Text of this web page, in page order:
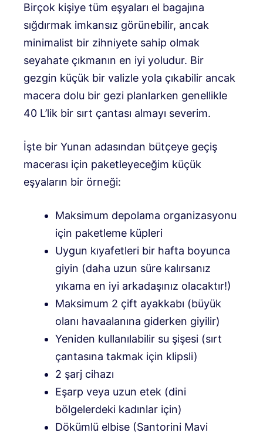
Birçok kişiye tüm eşyaları el bagajına
sığdırmak imkansız görünebilir, ancak
minimalist bir zihniyete sahip olmak
seyahate çıkmanın en iyi yoludur. Bir
gezgin küçük bir valizle yola çıkabilir ancak
macera dolu bir gezi planlarken genellikle
40 L’lik bir sırt çantası almayı severim.
İşte bir Yunan adasından bütçeye geçiş
macerası için paketleyeceğim küçük
eşyaların bir örneği:
Maksimum depolama organizasyonu
için paketleme küpleri
Uygun kıyafetleri bir hafta boyunca
giyin (daha uzun süre kalırsanız
yıkama en iyi arkadaşınız olacaktır!)
Maksimum 2 çift ayakkabı (büyük
olanı havaalanına giderken giyilir)
Yeniden kullanılabilir su şişesi (sırt
çantasına takmak için klipsli)
2 şarj cihazı
Eşarp veya uzun etek (dini
bölgelerdeki kadınlar için)
Dökümlü elbise (Santorini Mavi